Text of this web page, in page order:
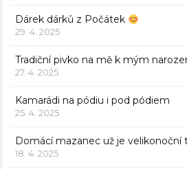
Dárek dárků z Počátek
29. 4. 2025
Tradiční pivko na mě k mým
27. 4. 2025
Kamarádi na pódiu i pod pódiem
25. 4. 2025
Domácí mazanec už je velikonoční
18. 4. 2025